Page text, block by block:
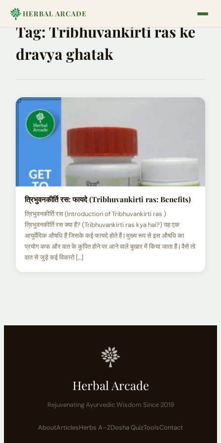
HERBAL ARCADE
Tag:Tribhuvankirti ras ke
dravya ghatak
त्रिभुवनकीर्ति रस: फायदे (Tribhuvankirti ras: Benefits)
त्रिभुवनकीर्ति रस (Introduction of Tribhuvankirti ras )
त्रिभुवनकीर्ति रस क्या हैं? (Tribhuvankirti ras kya hai?) यह एक
आयुर्वेदिक औषधि हैं जिसके कई फायदे होते हैं | मुख्य रूप से इस औषधि का
प्रयोग कफ और वात के कुपित होने पर आने वाले बुखार में किया जाता हैं | वैसे तो
वात से जुड़े कई विकारो […]
Herbal Arcade
Rejuvenating Ayurvedic Wisdom Since 2019
AboutArticlesHerbs A–ZDosha QuizToolsContact